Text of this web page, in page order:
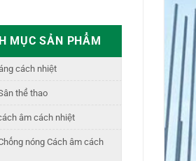
MỤC SẢN PHẨM
cách nhiệt
thể thao
âm cách nhiệt
nóng Cách âm cách